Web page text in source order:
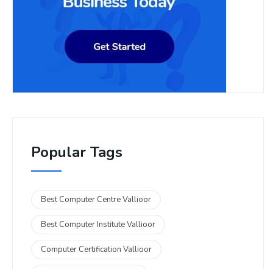
Popular Tags
Best Computer Centre Vallioor
Best Computer Institute Vallioor
Computer Certification Vallioor